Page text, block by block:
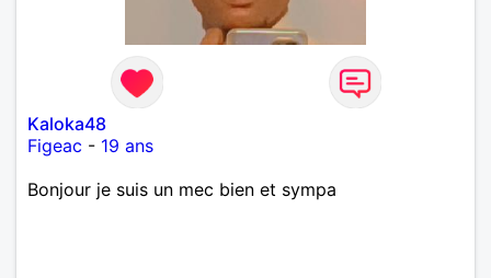
Kaloka48
Figeac - 19 ans
Bonjour je suis un mec bien et sympa